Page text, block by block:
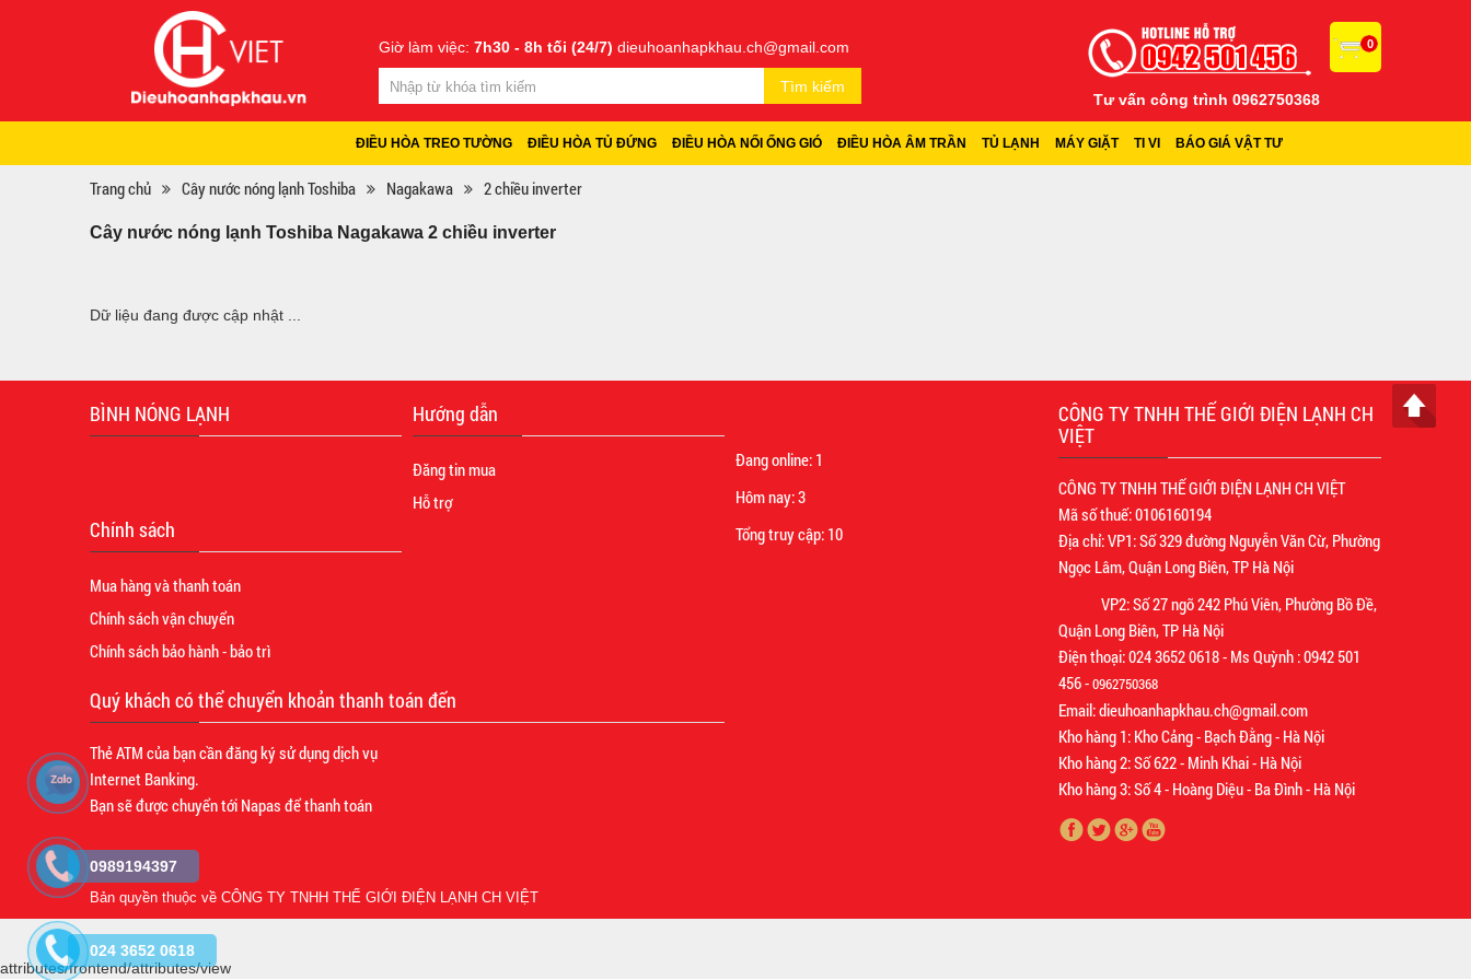
Giờ làm việc: 7h30 - 8h tối (24/7) dieuhoanhapkhau.ch@gmail.com
Tìm kiếm
0
Tư vấn công trình 0962750368
ĐIỀU HÒA TREO TƯỜNG ĐIỀU HÒA TỦ ĐỨNG ĐIỀU HÒA NỐI ỐNG GIÓ ĐIỀU HÒA ÂM TRẦN TỦ LẠNH MÁY GIẶT TI VI BÁO GIÁ VẬT TƯ
Trang chủ Cây nước nóng lạnh Toshiba Nagakawa 2 chiều inverter
Cây nước nóng lạnh Toshiba Nagakawa 2 chiều inverter
Dữ liệu đang được cập nhật ...
BÌNH NÓNG LẠNH Hướng dẫn
Đăng tin mua
Hỗ trợ
Chính sách
Mua hàng và thanh toán
Chính sách vận chuyển
Chính sách bảo hành - bảo trì
Quý khách có thể chuyển khoản thanh toán đến
Thẻ ATM của bạn cần đăng ký sử dụng dịch vụ
Internet Banking.
Bạn sẽ được chuyển tới Napas để thanh toán
Đang online: 1
Hôm nay:3
Tổng truy cập: 10
CÔNG TY TNHH THẾ GIỚI ĐIỆN LẠNH CH
VIỆT
CÔNG TY TNHH THẾ GIỚI ĐIỆN LẠNH CH VIỆT
Mã số thuế: 0106160194
Địa chỉ: VP1: Số 329 đường Nguyễn Văn Cừ, Phường
Ngọc Lâm, Quận Long Biên, TP Hà Nội
VP2: Số 27 ngõ 242 Phú Viên, Phường Bồ Đề,
Quận Long Biên, TP Hà Nội
Điện thoại: 024 3652 0618 - Ms Quỳnh : 0942 501
456 -0962750368
Email: dieuhoanhapkhau.ch@gmail.com
Kho hàng 1: Kho Cảng - Bạch Đằng - Hà Nội
Kho hàng 2: Số 622 - Minh Khai - Hà Nội
Kho hàng 3: Số 4 - Hoàng Diệu - Ba Đình - Hà Nội
Bản quyền thuộc về CÔNG TY TNHH THẾ GIỚI ĐIỆN LẠNH CH VIỆT
0989194397
024 3652 0618
attributes/frontend/attributes/view